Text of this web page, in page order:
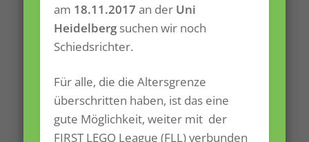
am 18.11.2017 an der Uni
Heidelberg suchen wir noch
Schiedsrichter.
Für alle, die die Altersgrenze
überschritten haben, ist das eine
gute Möglichkeit, weiter mit der
FIRST LEGO League (FLL) verbunden